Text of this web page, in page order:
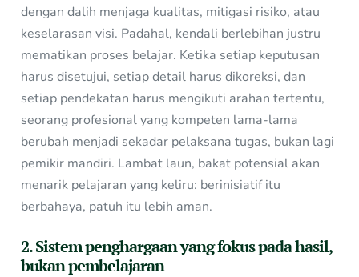
dengan dalih menjaga kualitas, mitigasi risiko, atau
keselarasan visi. Padahal, kendali berlebihan justru
mematikan proses belajar. Ketika setiap keputusan
harus disetujui, setiap detail harus dikoreksi, dan
setiap pendekatan harus mengikuti arahan tertentu,
seorang profesional yang kompeten lama-lama
berubah menjadi sekadar pelaksana tugas, bukan lagi
pemikir mandiri. Lambat laun, bakat potensial akan
menarik pelajaran yang keliru: berinisiatif itu
berbahaya, patuh itu lebih aman.
2. Sistem penghargaan yang fokus pada hasil,
bukan pembelajaran